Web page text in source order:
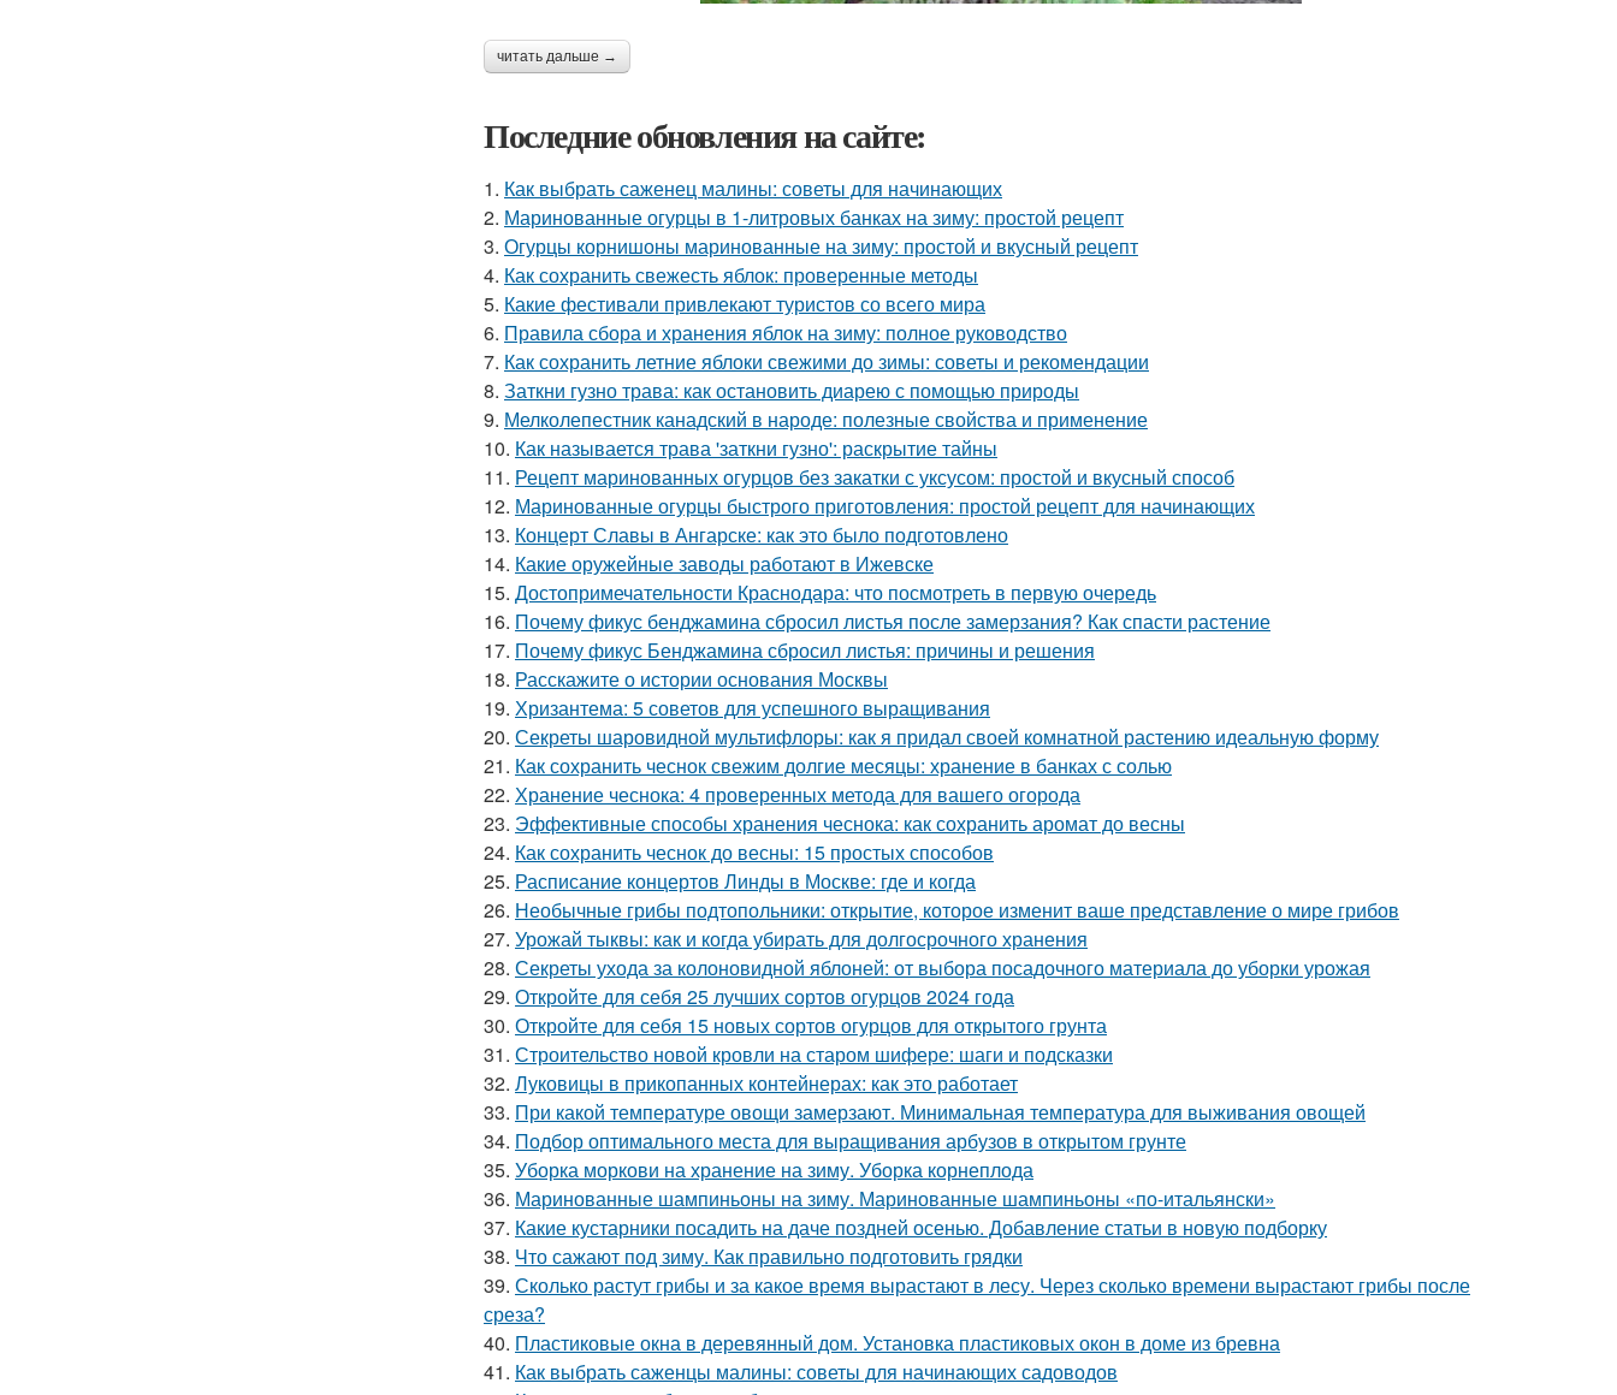
читать дальше →
Последние обновления на сайте:
1. Как выбрать саженец малины: советы для начинающих
2. Маринованные огурцы в 1-литровых банках на зиму: простой рецепт
3. Огурцы корнишоны маринованные на зиму: простой и вкусный рецепт
4. Как сохранить свежесть яблок: проверенные методы
5. Какие фестивали привлекают туристов со всего мира
6. Правила сбора и хранения яблок на зиму: полное руководство
7. Как сохранить летние яблоки свежими до зимы: советы и рекомендации
8. Заткни гузно трава: как остановить диарею с помощью природы
9. Мелколепестник канадский в народе: полезные свойства и применение
10. Как называется трава 'заткни гузно': раскрытие тайны
11. Рецепт маринованных огурцов без закатки с уксусом: простой и вкусный способ
12. Маринованные огурцы быстрого приготовления: простой рецепт для начинающих
13. Концерт Славы в Ангарске: как это было подготовлено
14. Какие оружейные заводы работают в Ижевске
15. Достопримечательности Краснодара: что посмотреть в первую очередь
16. Почему фикус бенджамина сбросил листья после замерзания? Как спасти растение
17. Почему фикус Бенджамина сбросил листья: причины и решения
18. Расскажите о истории основания Москвы
19. Хризантема: 5 советов для успешного выращивания
20. Секреты шаровидной мультифлоры: как я придал своей комнатной растению идеальную форму
21. Как сохранить чеснок свежим долгие месяцы: хранение в банках с солью
22. Хранение чеснока: 4 проверенных метода для вашего огорода
23. Эффективные способы хранения чеснока: как сохранить аромат до весны
24. Как сохранить чеснок до весны: 15 простых способов
25. Расписание концертов Линды в Москве: где и когда
26. Необычные грибы подтопольники: открытие, которое изменит ваше представление о мире грибов
27. Урожай тыквы: как и когда убирать для долгосрочного хранения
28. Секреты ухода за колоновидной яблоней: от выбора посадочного материала до уборки урожая
29. Откройте для себя 25 лучших сортов огурцов 2024 года
30. Откройте для себя 15 новых сортов огурцов для открытого грунта
31. Строительство новой кровли на старом шифере: шаги и подсказки
32. Луковицы в прикопанных контейнерах: как это работает
33. При какой температуре овощи замерзают. Минимальная температура для выживания овощей
34. Подбор оптимального места для выращивания арбузов в открытом грунте
35. Уборка моркови на хранение на зиму. Уборка корнеплода
36. Маринованные шампиньоны на зиму. Маринованные шампиньоны «по-итальянски»
37. Какие кустарники посадить на даче поздней осенью. Добавление статьи в новую подборку
38. Что сажают под зиму. Как правильно подготовить грядки
39. Сколько растут грибы и за какое время вырастают в лесу. Через сколько времени вырастают грибы после
среза?
40. Пластиковые окна в деревянный дом. Установка пластиковых окон в доме из бревна
41. Как выбрать саженцы малины: советы для начинающих садоводов